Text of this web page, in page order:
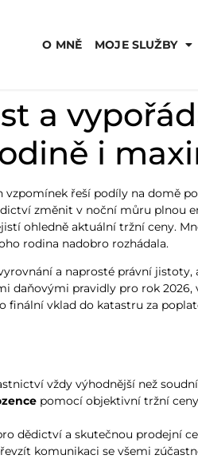
O MNĚ MOJE SLUŽBY
a
i
řeší podíly na domě
změnit v noční můru plnou
ohledně aktuální tržní ceny.
rodina nadobro rozhádala.
a naprosté právní
daňovými pravidly pro rok
finální vklad do katastru za
vždy výhodnější než
pomocí objektivní tržní
dědictví a skutečnou prodejní
komunikaci se všemi